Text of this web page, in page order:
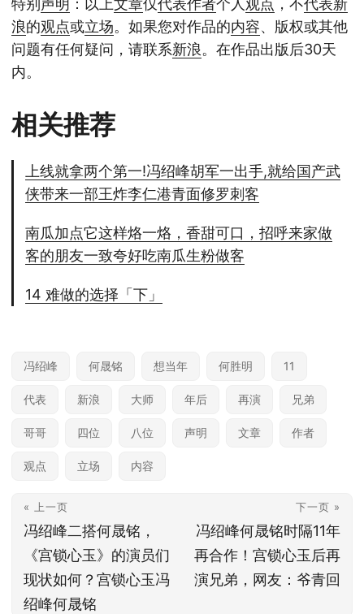
特别 声明 ：以上文章仅代表作者个人观点 ，不代表新
浪的观点或立场。如果您对作品的内容、版权或其他
问题有任何疑问，请联系新浪。在作品出版后30天
内。
相关推荐
上线就拿两个第一!冯绍峰胡军一出手,就给国产武
侠带来一部王炸李仁港青面修罗刺客
南瓜加点它这样烙一烙，香甜可口，招呼来家做
客的朋友一致夸好吃南瓜生粉做客
14 难做的选择「下」
冯绍峰 何晟铭 想当年 何胜明 11
代表 新浪 大师 年后 再演 兄弟
哥哥 四位 八位 声明 文章 作者
观点 立场 内容
« 上一页
冯绍峰二搭何晟铭，
《宫锁心玉》的演员们
现状如何？宫锁心玉冯
绍峰何晟铭
下一页 »
冯绍峰何晟铭时隔11年
再合作！宫锁心玉后再
演兄弟，网友：爷青回